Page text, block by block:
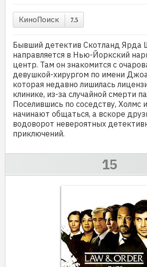
КиноПоиск 7.5
Бывший детектив Скотланд Ярда
направляется в Нью-Йоркский
центр. Там он знакомится с
девушкой-хирургом по имени
которая недавно лишилась
клинике, из-за случайной смерти
Поселившись по соседству, Холмс
начинают общаться, а вскоре
водоворот невероятных
приключений.